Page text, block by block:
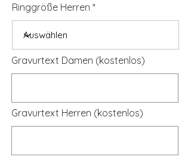
Ringgröße Herren
Gravurtext Damen (kostenlos)
Gravurtext Herren (kostenlos)